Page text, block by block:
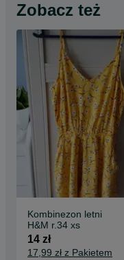
Zobacz też
Kombinezon letni
H&M r.34 xs
14 zł
17,99 zł z Pakietem